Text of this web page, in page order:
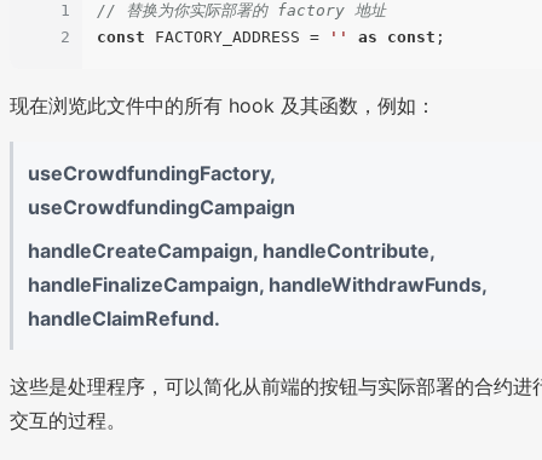
1
2
// 替换为你实际部署的 factory 地址
const FACTORY_ADDRESS = '' as const
现在浏览此文件中的所有 hook 及其函数，例如：
useCrowdfundingFactory,
useCrowdfundingCampaign
handleCreateCampaign, handleContribute,
handleFinalizeCampaign, handleWithdrawFunds,
handleClaimRefund.
这些是处理程序，可以简化从前端的按钮与实际部署的合约进
交互的过程。